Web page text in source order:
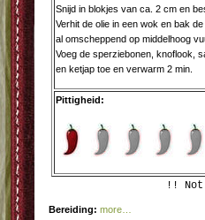
Snijd in blokjes van ca. 2 cm en
Verhit de olie in een wok en bak de
al omscheppend op middelhoog
Voeg de sperziebonen, knoflook,
en ketjap toe en verwarm 2 min.
Pittigheid:
!!
Bereiding: more…